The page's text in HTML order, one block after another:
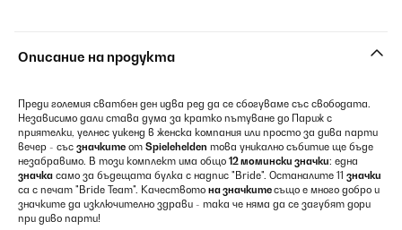
Описание на продукта
Преди големия сватбен ден идва ред да се сбогуваме със свободата.
Независимо дали става дума за кратко пътуване до Париж с
приятелки, уелнес уикенд в женска компания или просто за дива парти
вечер - със значките от Spielehelden това уникално събитие ще бъде
незабравимо. В този комплект има общо 12 момински значки: една
значка само за бъдещата булка с надпис "Bride". Останалите 11 значки
са с печат "Bride Team". Качеството на значкитесъщо е много добро и
значките да изключително здрави - така че няма да се загубят дори
при диво парти!